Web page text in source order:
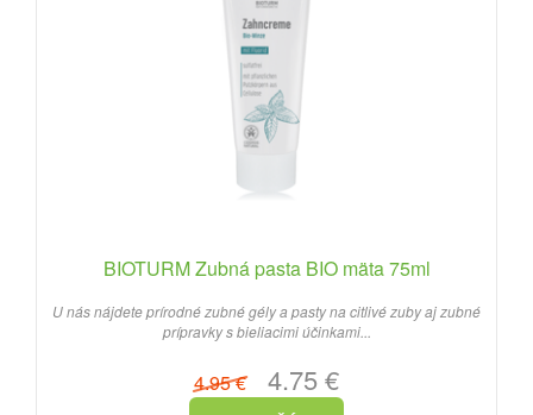
BIOTURM Zubná pasta BIO mäta 75ml
U nás nájdete prírodné zubné gély a pasty na citlivé zuby aj zubné
prípravky s bieliacimi účinkami...
4.95 €4.75 €